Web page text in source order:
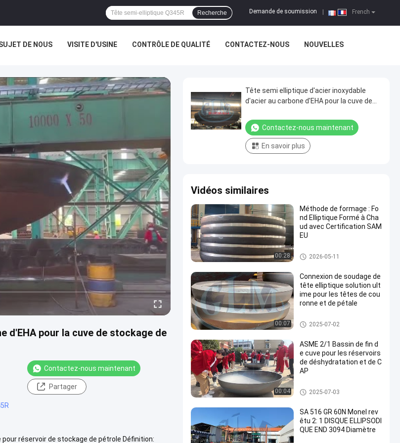
French
Demande de soumission
Recherche
DE NOUS VISITE D'USINE CONTRÔLE DE QUALITÉ CONTACTEZ-NOUS NOUVELLES
d'EHA pour la cuve de stockage de
Contactez-nous maintenant
Partager
réservoir de stockage de pétrole Définition:
Tête semi elliptique d'acier inoxydable
d'acier au carbone d'EHA pour la cuve de
Contactez-nous maintenant
En savoir plus
Vidéos similaires
00:28
Méthode de formage : Fo
nd Elliptique Formé à Cha
ud avec Certification SAM
EU
tête elliptique de plat
2026-05-11
00:07
Connexion de soudage de
tête elliptique solution ult
ime pour les têtes de cou
ronne et de pétale
Têtes bombées de réservoir
2025-07-02
00:04
ASME 2/1 Bassin de fin d
e cuve pour les réservoirs
de déshydratation et de C
AP
Tête semi-elliptique
2025-07-03
SA 516 GR 60N Monel rev
êtu 2: 1 DISQUE ELLIPSODI
QUE END 3094 Diamètre